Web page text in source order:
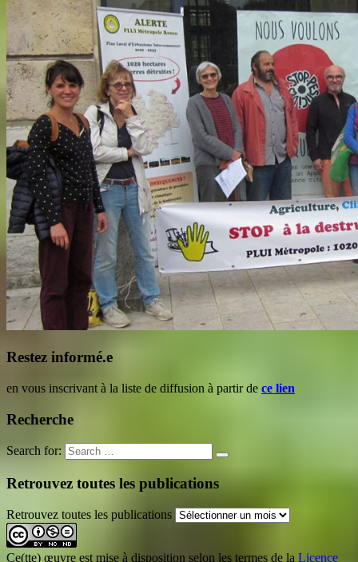
Restez informé.e
en vous inscrivant à la liste de diffusion à partir de ce lien
Recherche
Search for:
Retrouvez toutes les publications
Retrouvez toutes les publications
Ce(tte) œuvre est mise à disposition selon les termes de la Licence